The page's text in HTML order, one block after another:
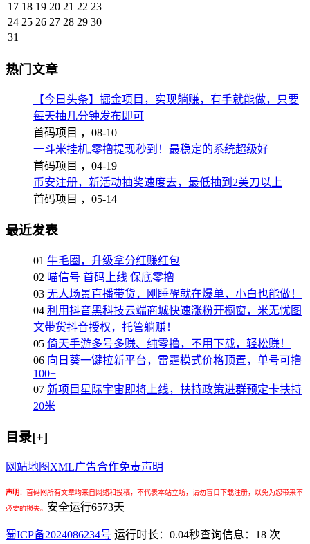
17 18 19 20 21 22 23
24 25 26 27 28 29 30
31
热门文章
【今日头条】掘金项目，实现躺赚，有手就能做，只要
每天抽几分钟发布即可
首码项目 ， 08-10
一斗米挂机,零撸提现秒到！最稳定的系统超级好
首码项目 ， 04-19
币安注册，新活动抽奖速度去，最低抽到2美刀以上
首码项目 ， 05-14
最近发表
01 牛毛圈，升级拿分红赚红包
02 喵信号 首码上线 保底零撸
03 无人场景直播带货，刚睡醒就在爆单，小白也能做！
04 利用抖音黑科技云端商城快速涨粉开橱窗，米无忧图
文带货抖音授权，托管躺赚！
05 倚天手游多号多赚、纯零撸，不用下载，轻松赚！
06 向日葵一键拉新平台，雷霆模式价格顶置，单号可撸
100+
07 新项目星际宇宙即将上线，扶持政策进群预定卡扶持
20米
目录[+]
网站地图 XML广告合作免责声明
声明： 首码网所有文章均来自网络和投稿，不代表本站立场，请勿盲目下载注册，以免为您带来不
必要的损失。 安全运行6573天
蜀ICP备2024086234号 运行时长：0.04秒查询信息：18 次